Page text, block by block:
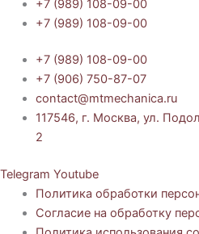
+7 (989) 108-09-00
+7 (989) 108-09-00
+7 (989) 108-09-00
+7 (906) 750-87-07
contact@mtmechanica.ru
117546, г. Москва, ул.
2
Telegram Youtube
Политика обработки
Согласие на обработку